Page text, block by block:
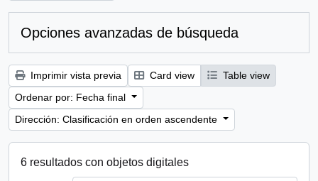
Opciones avanzadas de búsqueda
Imprimir vista previa Card view
Table view
Ordenar por: Fecha final
Dirección: Clasificación en orden ascendente
6 resultados con objetos digitales